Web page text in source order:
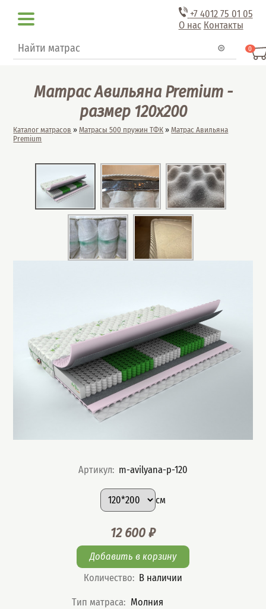
+7 401275 01 05
О нас Контакты
Форма поиска
Поиск 0
Матрас Авильяна Premium -
размер 120x200
Вы здесь
Каталог матрасов »Матрасы 500 пружин ТФК »Матрас Авильяна
Premium
Артикул: m-avilyana-p-120
Подобрать вариант
Размер:
см
Цена
12 600₽
Количество: В наличии
Характеристики
Тип матраса: Молния